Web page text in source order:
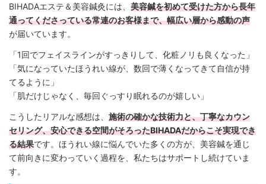
BIHADAエステ＆美容鍼灸には、 美容鍼を初めて受けた方から長年
通ってくださっている常連のお客様まで、幅広い層から感動の声
が届いています。
「1回でフェイスラインがすっきりして、化粧ノリも良くなった」
「気になっていたほうれい線が、数回で薄くなってきて自信が持
てるように」
「肌だけじゃなく、毎回ぐっすり眠れるのが嬉しい」
こうしたリアルな感想は、 施術の確かな技術力と、丁寧なカウン
セリング、安心できる空間がそろったBIHADAだからこそ実現でき
る結果です。ほうれい線に悩んでいた多くの方が、美容鍼を通じ
て前向きに変わっていく過程を、私たちはサポートし続けていま
す。